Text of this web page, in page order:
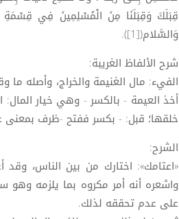
قِبَلَكَ وَقِبَلَنَا مِنَ الْمُسْلِمِينَ فِي
وَالسَّلام([1]).
شرح الألفاظ الغريبة:
الفيء: مال الغنيمة والخراج، وأصله ما
أخذ العيمة - بالكسر - وهي خيار
خلقها؛ قبل: - بكسر ففتح -ظرف بمعنى
الشرح:
«اعتامك»: اختارك من بين الناس، وقد
واشعره أنه أمر مكروه بما يلزمه
على عدم تحققه لذلك.